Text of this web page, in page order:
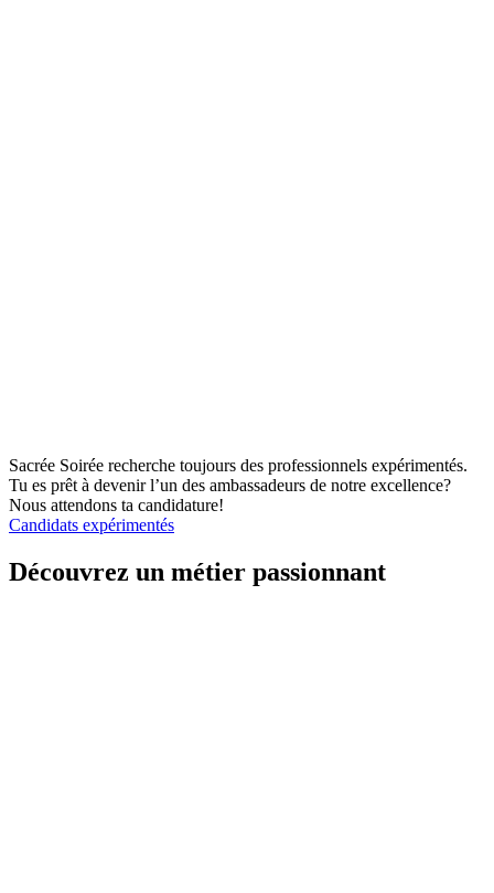
Sacrée Soirée recherche toujours des professionnels expérimentés.
Tu es prêt à devenir l’un des ambassadeurs de notre excellence?
Nous attendons ta candidature!
Candidats expérimentés
Découvrez un métier passionnant